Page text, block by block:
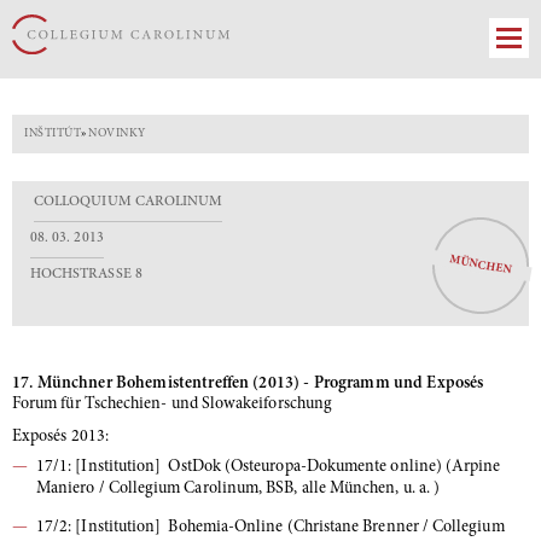
INŠTITÚT» NOVINKY
COLLOQUIUM CAROLINUM
08. 03. 2013
HOCHSTRASSE 8 MÜNCHEN
17. Münchner Bohemistentreffen (2013) - Programm und Exposés
Forum für Tschechien- und Slowakeiforschung
Exposés 2013:
17/1: [Institution] OstDok (Osteuropa-Dokumente online) (Arpine
Maniero / Collegium Carolinum, BSB, alle München, u. a. )
17/2: [Institution] Bohemia-Online (Christane Brenner / Collegium